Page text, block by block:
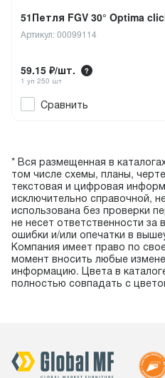
51Петля FGV 30° Optima
Артикул: 00099114
59.15 ₽/шт.
1 уп 250 шт
Сравнить
* Вся размещенная в
том числе схемы, планы,
текстовая и цифровая
исключительно справочной,
использована без проверки
не несет ответственности
ошибки и/или опечатки в
Компания имеет право по
момент вносить любые
информацию. Цвета в
полностью совпадать с